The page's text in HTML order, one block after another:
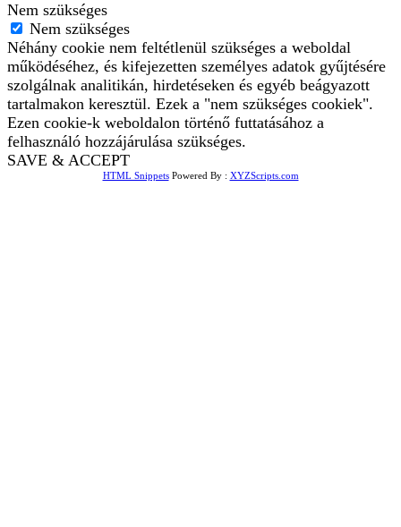
Nem szükséges
Nem szükséges
Néhány cookie nem feltétlenül szükséges a weboldal
működéséhez, és kifejezetten személyes adatok gyűjtésére
szolgálnak analitikán, hirdetéseken és egyéb beágyazott
tartalmakon keresztül. Ezek a "nem szükséges cookiek".
Ezen cookie-k weboldalon történő futtatásához a
felhasználó hozzájárulása szükséges.
SAVE & ACCEPT
HTML SnippetsPowered By : XYZScripts.com